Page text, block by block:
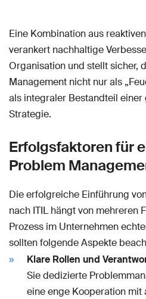
Eine Kombination aus
verankert nachhaltige
Organisation und stellt sicher,
Management nicht nur als
als integraler Bestandteil einer
Strategie.
Erfolgsfaktoren für
Problem
Die erfolgreiche Einführung
nach ITIL hängt von mehreren
Prozess im Unternehmen
sollten folgende Aspekte
Klare Rollen und
Sie dedizierte
eine enge Kooperation mit